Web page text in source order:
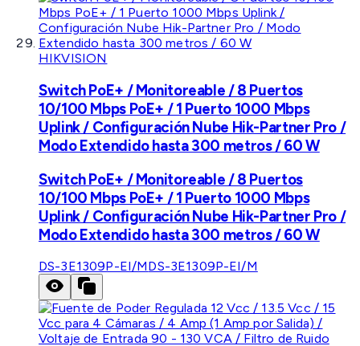
HIKVISION
Switch PoE+ / Monitoreable / 8 Puertos
10/100 Mbps PoE+ / 1 Puerto 1000 Mbps
Uplink / Configuración Nube Hik-Partner Pro /
Modo Extendido hasta 300 metros / 60 W
Switch PoE+ / Monitoreable / 8 Puertos
10/100 Mbps PoE+ / 1 Puerto 1000 Mbps
Uplink / Configuración Nube Hik-Partner Pro /
Modo Extendido hasta 300 metros / 60 W
DS-3E1309P-EI/MDS-3E1309P-EI/M